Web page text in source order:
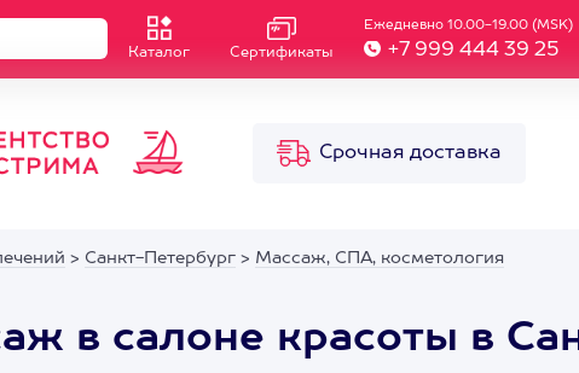
Каталог Сертификаты
Ежедневно 10.00-19.00 (MSK)
+7 999 444 39 25
Срочная доставка
> Санкт-Петербург > Массаж, СПА, косметология
в салоне красоты в